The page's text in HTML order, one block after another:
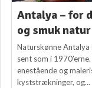
Antalya – for
og smuk natur
Naturskønne Antalya
sent som i
enestående og
kyststrækninger, og...